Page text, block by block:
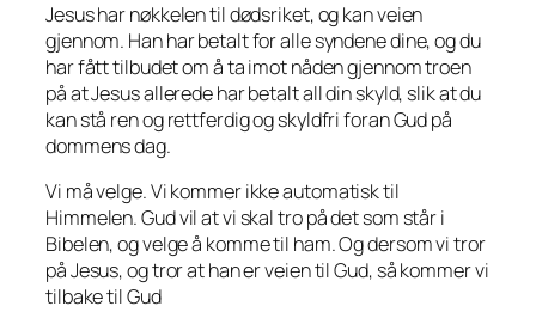
Jesus har nøkkelen til dødsriket, og kan veien
gjennom. Han har betalt for alle syndene dine, og du
har fått tilbudet om å ta imot nåden gjennom troen
på at Jesus allerede har betalt all din skyld, slik at du
kan stå ren og rettferdig og skyldfri foran Gud på
dommens dag.
Vi må velge. Vi kommer ikke automatisk til
Himmelen. Gud vil at vi skal tro på det som står i
Bibelen, og velge å komme til ham. Og dersom vi tror
på Jesus, og tror at han er veien til Gud, så kommer vi
tilbake til Gud